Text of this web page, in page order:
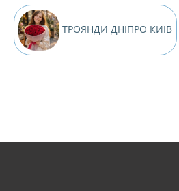
ТРОЯНДИ ДНІПРО КИЇВ